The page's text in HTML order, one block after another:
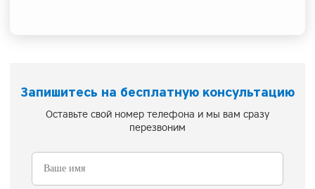
Запишитесь на бесплатную консультацию
Оставьте свой номер телефона и мы вам сразу
перезвоним